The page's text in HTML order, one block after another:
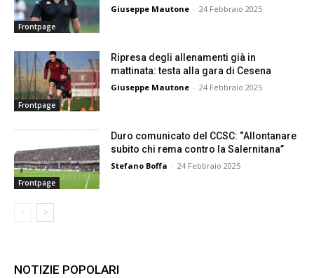
Frontpage
Giuseppe Mautone - 24 Febbraio 2025
Frontpage
Ripresa degli allenamenti già in
mattinata: testa alla gara di Cesena
Giuseppe Mautone - 24 Febbraio 2025
Frontpage
Duro comunicato del CCSC: “Allontanare
subito chi rema contro la Salernitana”
Stefano Boffa - 24 Febbraio 2025
NOTIZIE POPOLARI